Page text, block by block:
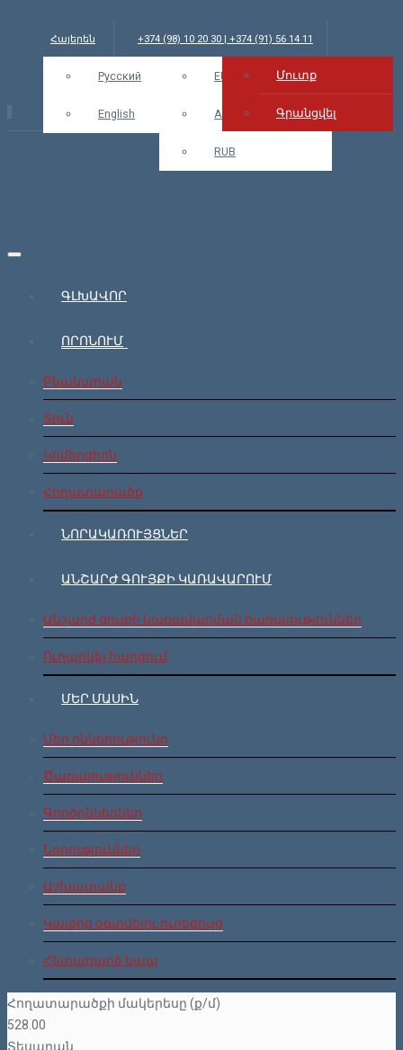
Հայերեն
Русский
English
+374 (98) 10 20 30 | +374 (91) 56 14 11
info@bars.am USD EUR
AMD
RUB
Մուտք Մուտք
Գրանցվել
ԳԼԽԱՎՈՐ
ՈՐՈՆՈՒՄ
Բնակարան
Տուն
Կոմերցիոն
Հողատարածք
ՆՈՐԱԿԱՌՈՒՅՑՆԵՐ
ԱՆՇԱՐԺ ԳՈՒՅՔԻ ԿԱՌԱՎԱՐՈՒՄ
Անշարժ գույքի կառավարման ծառայություններ
Ուղարկել հարցում
ՄԵՐ ՄԱՍԻՆ
Մեր ընկերությունը
Ծառայություններ
Գործընկերներ
Նորություններ
Աշխատանք
Կայքից օգտվելու ուղեցույց
Հետադարձ կապ
Հողատարածքի մակերեսը (ք/մ)
528.00
Տեսարան